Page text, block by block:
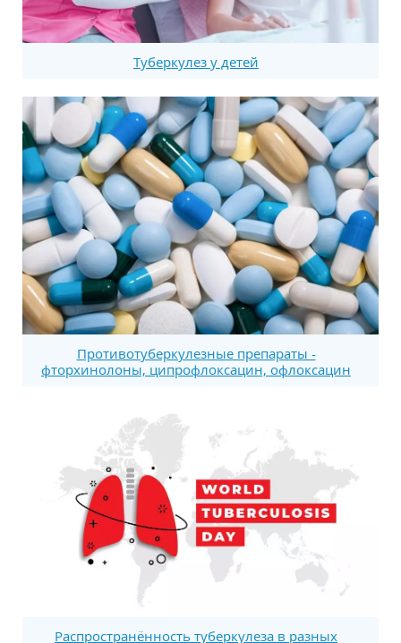
Туберкулез у детей
Противотуберкулезные препараты -
фторхинолоны, ципрофлоксацин, офлоксацин
Распространённость туберкулеза в разных